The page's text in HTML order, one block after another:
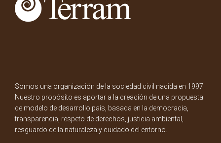
Somos una organización de la sociedad civil nacida en 1997.
Nuestro propósito es aportar a la creación de una propuesta
de modelo de desarrollo país, basada en la democracia,
transparencia, respeto de derechos, justicia ambiental,
resguardo de la naturaleza y cuidado del entorno.